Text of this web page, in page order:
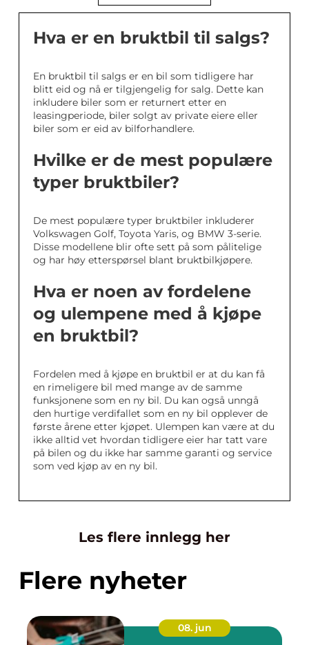
Hva er en bruktbil til salgs?
En bruktbil til salgs er en bil som tidligere har
blitt eid og nå er tilgjengelig for salg. Dette kan
inkludere biler som er returnert etter en
leasingperiode, biler solgt av private eiere eller
biler som er eid av bilforhandlere.
Hvilke er de mest populære
typer bruktbiler?
De mest populære typer bruktbiler inkluderer
Volkswagen Golf, Toyota Yaris, og BMW 3-serie.
Disse modellene blir ofte sett på som pålitelige
og har høy etterspørsel blant bruktbilkjøpere.
Hva er noen av fordelene
og ulempene med å kjøpe
en bruktbil?
Fordelen med å kjøpe en bruktbil er at du kan få
en rimeligere bil med mange av de samme
funksjonene som en ny bil. Du kan også unngå
den hurtige verdifallet som en ny bil opplever de
første årene etter kjøpet. Ulempen kan være at du
ikke alltid vet hvordan tidligere eier har tatt vare
på bilen og du ikke har samme garanti og service
som ved kjøp av en ny bil.
Les flere innlegg her
Flere nyheter
08. jun